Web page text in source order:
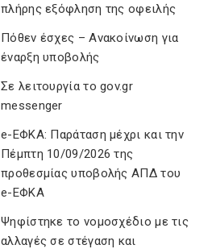
πλήρης εξόφληση της οφειλής
Πόθεν έσχες – Ανακοίνωση για
έναρξη υποβολής
Σε λειτουργία το gov.gr
messenger
e-ΕΦΚΑ: Παράταση μέχρι και την
Πέμπτη 10/09/2026 της
προθεσμίας υποβολής ΑΠΔ του
e-ΕΦΚΑ
Ψηφίστηκε το νομοσχέδιο με τις
αλλαγές σε στέγαση και